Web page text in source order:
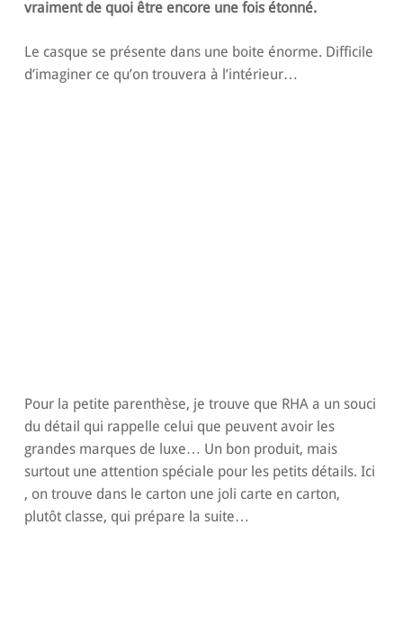
vraiment de quoi être encore une fois étonné.
Le casque se présente dans une boite énorme. Difficile
d’imaginer ce qu’on trouvera à l’intérieur…
Pour la petite parenthèse, je trouve que RHA a un souci
du détail qui rappelle celui que peuvent avoir les
grandes marques de luxe… Un bon produit, mais
surtout une attention spéciale pour les petits détails. Ici
, on trouve dans le carton une joli carte en carton,
plutôt classe, qui prépare la suite…